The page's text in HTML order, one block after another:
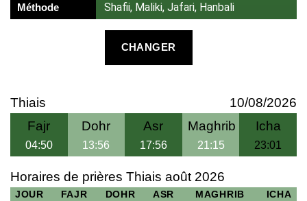
Méthode Shafii, Maliki, Jafari, Hanbali
CHANGER
Thiais
10/08/2026
Fajr
04:50
Dohr
13:56
Asr
17:56
Maghrib
21:15
Icha
23:01
Horaires de prières Thiais août 2026
JOUR FAJR DOHR ASR MAGHRIB ICHA